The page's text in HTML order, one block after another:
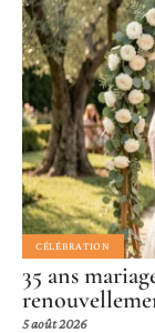
CÉLÉBRATION
35 ans
5 août 2026